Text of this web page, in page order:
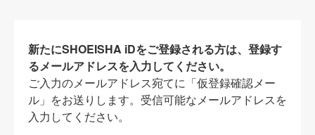
新たにSHOEISHA iDをご登録される方は、登録す
るメールアドレスを入力してください。
ご入力のメールアドレス宛てに「仮登録確認メー
ル」をお送りします。受信可能なメールアドレスを
入力してください。